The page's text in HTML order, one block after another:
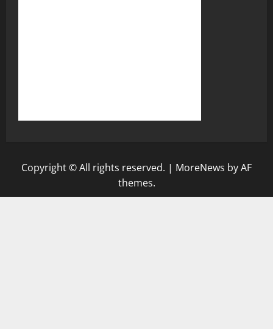
Copyright © All rights reserved. | MoreNews by AF
themes.